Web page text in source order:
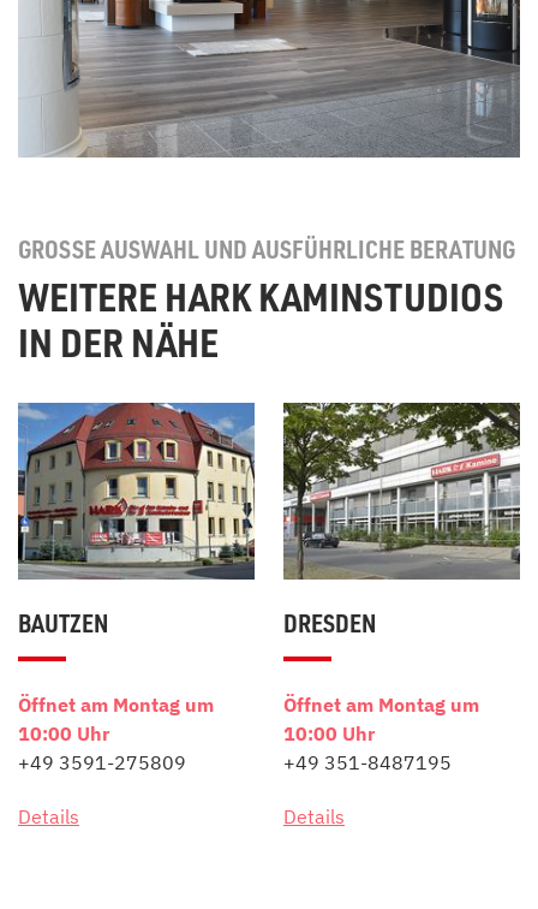
GROSSE AUSWAHL UND AUSFÜHRLICHE BERATUNG
WEITERE HARK KAMINSTUDIOS
IN DER NÄHE
BAUTZEN
Öffnet am Montag um
10:00 Uhr
+49 3591-275809
Details
DRESDEN
Öffnet am Montag um
10:00 Uhr
+49 351-8487195
Details